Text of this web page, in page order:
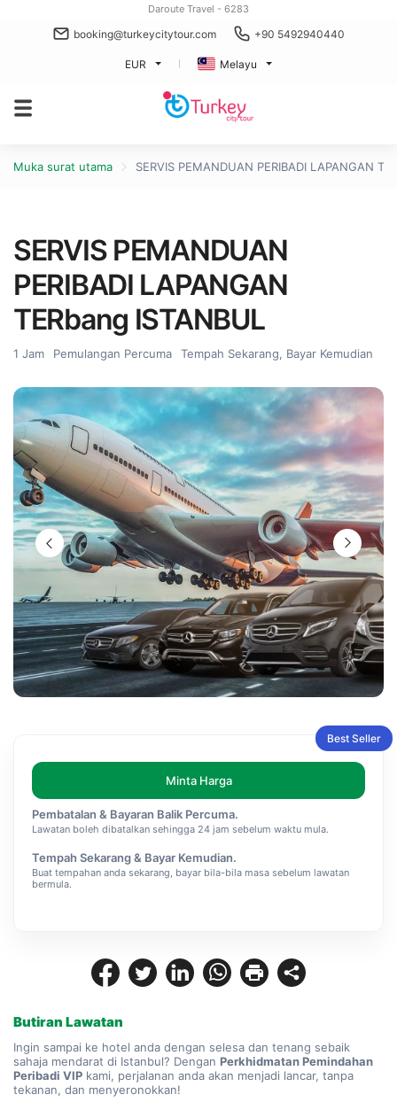
Daroute Travel - 6283
booking@turkeycitytour.com +90 5492940440
EUR Melayu
Muka surat utama SERVIS PEMANDUAN PERIBADI LAPANGAN
Butiran Lawatan
Ingin sampai ke hotel anda dengan selesa dan tenang sebaik
sahaja mendarat di Istanbul? Dengan Perkhidmatan Pemindahan
Peribadi VIP kami, perjalanan anda akan menjadi lancar, tanpa
tekanan, dan menyeronokkan!
SERVIS PEMANDUAN
PERIBADI LAPANGAN
TERbang ISTANBUL
1 Jam Pemulangan Percuma Tempah Sekarang, Bayar Kemudian
Best Seller
Minta Harga
Pembatalan & Bayaran Balik Percuma.
Lawatan boleh dibatalkan sehingga 24 jam sebelum waktu mula.
Tempah Sekarang & Bayar Kemudian.
Buat tempahan anda sekarang, bayar bila-bila masa sebelum lawatan
bermula.